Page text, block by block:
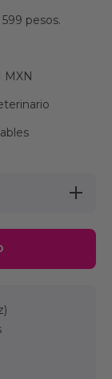
pesos.
MXN
cantidad
Grasos
perros